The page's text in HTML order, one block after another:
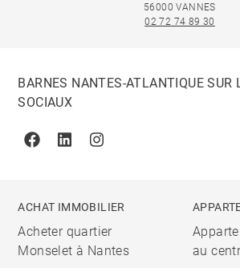
56000 VANNES
02 72 74 89 30
BARNES NANTES-ATLANTIQUE SUR
SOCIAUX
FacebookLinkedinInstagram
ACHAT IMMOBILIER
Acheter quartier
Monselet à Nantes
au